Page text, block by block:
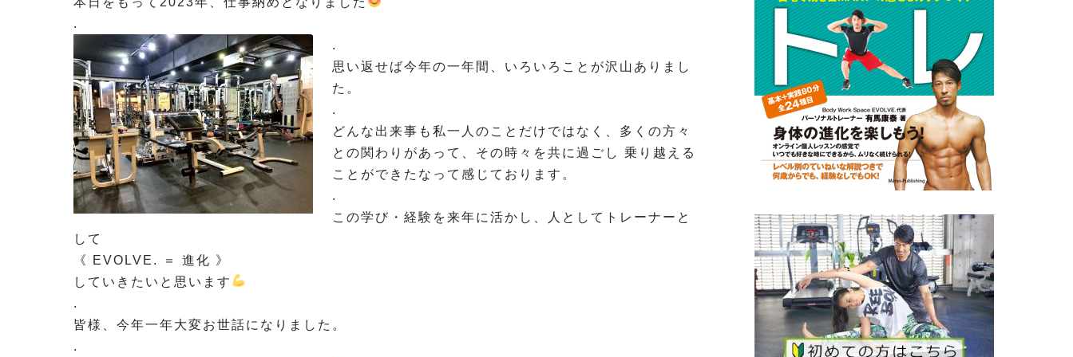
.
.
思い返せば今年の一年間、いろいろことが沢山ありまし
た。
.
どんな出来事も私一人のことだけではなく、多くの方々
との関わりがあって、その時々を共に過ごし 乗り越える
ことができたなって感じております。
.
この学び・経験を来年に活かし、人としてトレーナーと
して
《 EVOLVE. ＝ 進化 》
していきたいと思います
.
皆様、今年一年大変お世話になりました。
.